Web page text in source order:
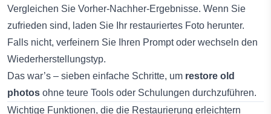
Vergleichen Sie Vorher-Nachher-Ergebnisse. Wenn Sie
zufrieden sind, laden Sie Ihr restauriertes Foto herunter.
Falls nicht, verfeinern Sie Ihren Prompt oder wechseln den
Wiederherstellungstyp.
Das war’s – sieben einfache Schritte, um restore old
photos ohne teure Tools oder Schulungen durchzuführen.
Wichtige Funktionen, die die Restaurierung erleichtern